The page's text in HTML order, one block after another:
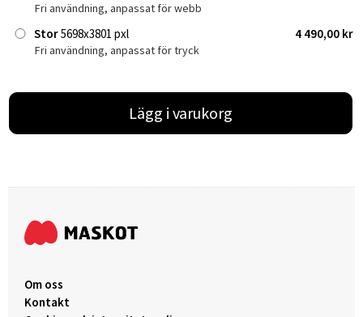
Fri användning, anpassat för webb
Stor5698x3801 pxl 4 490,00 kr
Fri användning, anpassat för tryck
Lägg i varukorg
Om oss
Kontakt